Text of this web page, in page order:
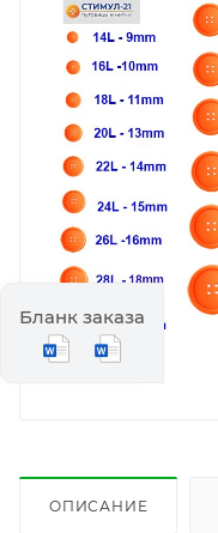
ОПИСАНИЕ
Бланк заказа